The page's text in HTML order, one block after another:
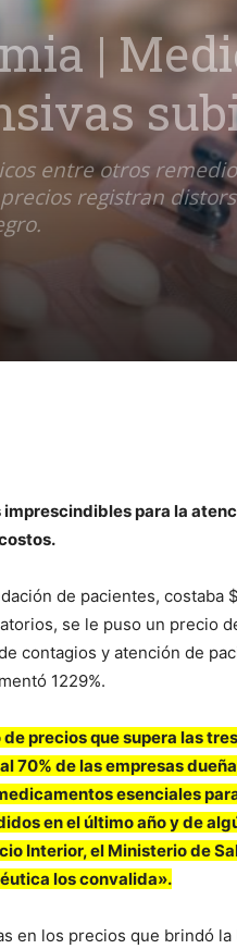
|
entre otros
registran
para la
de pacientes, costaba
se le puso un precio
contagios y atención de
1229%.
precios que supera las
70% de las empresas
esenciales
en el último año y de
Interior, el Ministerio de
los convalida».
en los precios que brindó la